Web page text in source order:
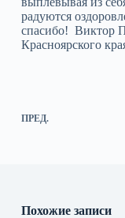
радуются
спасибо! Виктор
Красноярского
ПРЕД.
Похожие записи